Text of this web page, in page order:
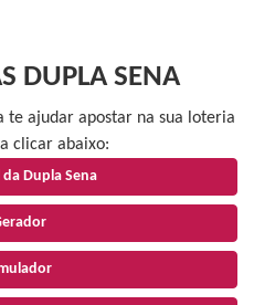
DUPLA SENA
te ajudar apostar na sua loteria
clicar abaixo:
da Dupla Sena